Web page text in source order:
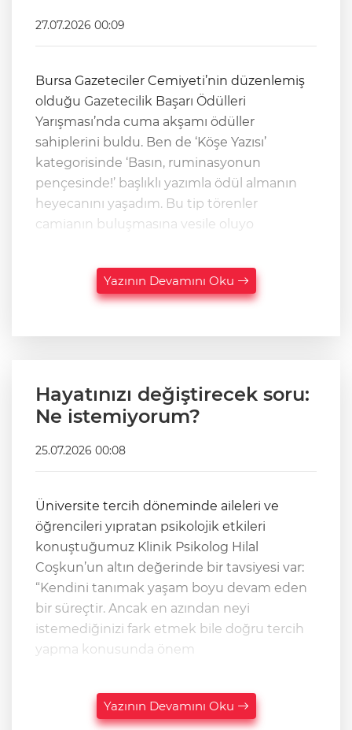
27.07.2026 00:09
Bursa Gazeteciler Cemiyeti’nin düzenlemiş
olduğu Gazetecilik Başarı Ödülleri
Yarışması’nda cuma akşamı ödüller
sahiplerini buldu. Ben de ‘Köşe Yazısı’
kategorisinde ‘Basın, ruminasyonun
pençesinde!’ başlıklı yazımla ödül almanın
heyecanını yaşadım. Bu tip törenler
camianın buluşmasına vesile oluyo
Yazının Devamını Oku
Hayatınızı değiştirecek soru:
Ne istemiyorum?
25.07.2026 00:08
Üniversite tercih döneminde aileleri ve
öğrencileri yıpratan psikolojik etkileri
konuştuğumuz Klinik Psikolog Hilal
Coşkun’un altın değerinde bir tavsiyesi var:
“Kendini tanımak yaşam boyu devam eden
bir süreçtir. Ancak en azından neyi
istemediğinizi fark etmek bile doğru tercih
yapma konusunda önem
Yazının Devamını Oku